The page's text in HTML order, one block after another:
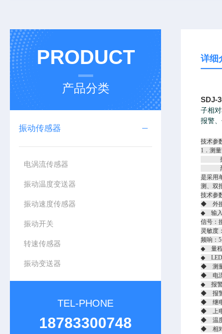
PRODUCT
产品分类
振动传感器
电涡流传感器
振动温度变送器
振动速度传感器
振动开关
转速传感器
振动变送器
TEL-PHONE
18783300748
详细
SDJ-
子相
报警
技术参
1．测
振幅
烈度
是采用
测、双
技术参
◆ 外接
◆ 输
信号：
灵敏度
频响：
◆ 量程
◆ LED
◆ 测量
◆ 电流
◆ 报警
◆ 报警
◆ 继电
◆ 上电
◆ 温度
◆ 相对